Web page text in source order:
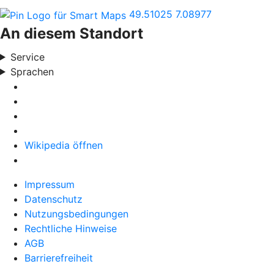
49.51025 7.08977
An diesem Standort
Service
Sprachen
Wikipedia öffnen
Impressum
Datenschutz
Nutzungsbedingungen
Rechtliche Hinweise
AGB
Barrierefreiheit